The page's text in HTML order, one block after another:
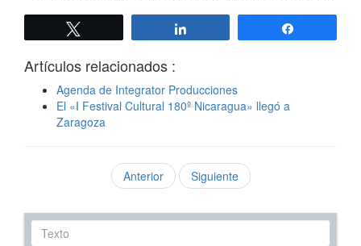
Artículos relacionados :
Agenda de Integrator Producciones
El «I Festival Cultural 180º Nicaragua» llegó a
Zaragoza
Anterior Siguiente
Texto